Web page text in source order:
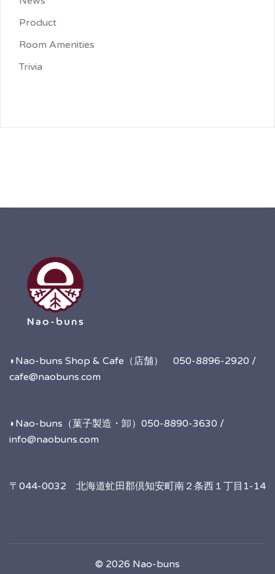
Product
Room Amenities
Trivia
◗Nao-buns Shop & Cafe（店舗） 050-8896-2920 /
cafe@naobuns.com
◗Nao-buns（菓子製造・卸）050-8890-3630 /
info@naobuns.com
〒044-0032 北海道虻田郡倶知安町南２条西１丁目1-14
© 2026 Nao-buns